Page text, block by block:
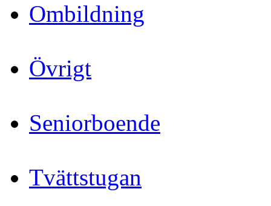
Ombildning
Övrigt
Seniorboende
Tvättstugan